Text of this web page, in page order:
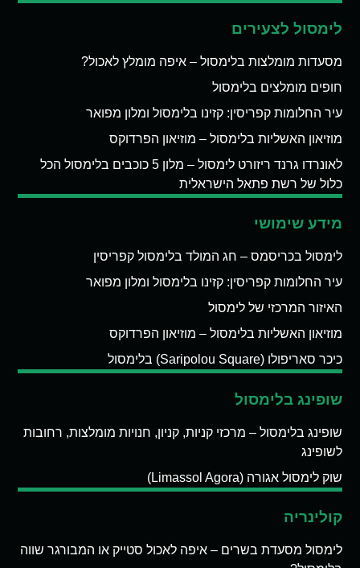
לימסול לצעירים
מסעדות מומלצות בלימסול – איפה מומלץ לאכול?
חופים מומלצים בלימסול
עיר החלומות קפריסין: קזינו בלימסול ומלון מפואר
מוזיאון האשליות בלימסול – מוזיאון הפרדוקס
לאונרדו גרנד ריזורט לימסול – מלון 5 כוכבים בלימסול הכל
כלול של רשת פתאל הישראלית
מידע שימושי
לימסול בכריסמס – חג המולד בלימסול קפריסין
עיר החלומות קפריסין: קזינו בלימסול ומלון מפואר
האיזור המרכזי של לימסול
מוזיאון האשליות בלימסול – מוזיאון הפרדוקס
כיכר סאריפולו (Saripolou Square) בלימסול
שופינג בלימסול
שופינג בלימסול – מרכזי קניות, קניון, חנויות מומלצות, רחובות
לשופינג
שוק לימסול אגורה (Limassol Agora)
קולינריה
לימסול מסעדת בשרים – איפה לאכול סטייק או המבורגר שווה